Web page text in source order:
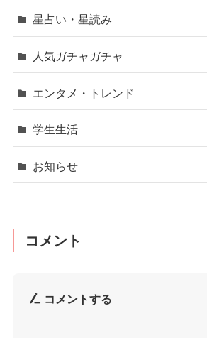
星占い・星読み
人気ガチャガチャ
エンタメ・トレンド
学生生活
お知らせ
コメント
コメントする